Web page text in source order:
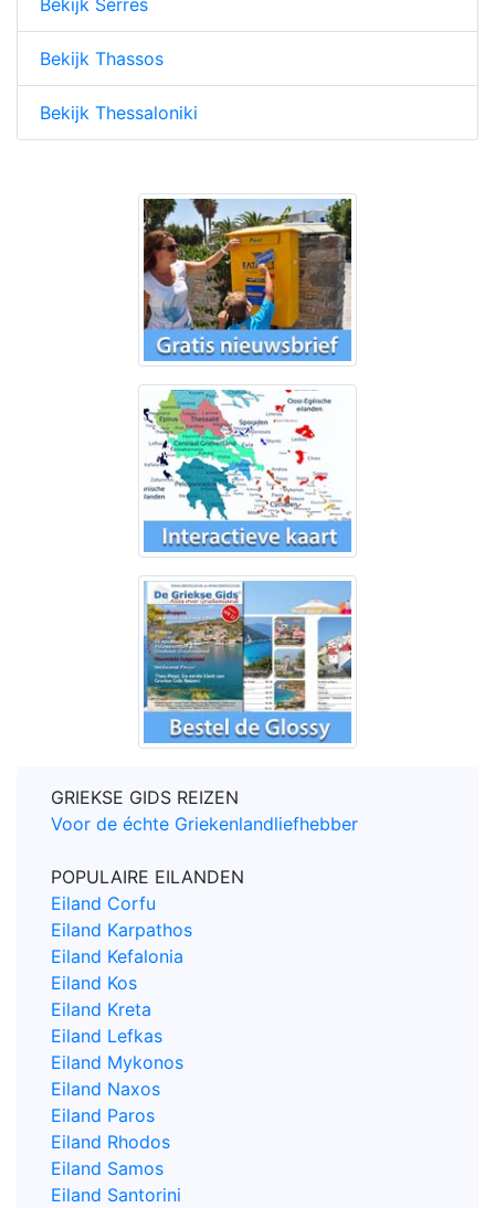
Bekijk Thassos
Bekijk Thessaloniki
GRIEKSE GIDS REIZEN
Voor de échte Griekenlandliefhebber
POPULAIRE EILANDEN
Eiland Corfu
Eiland Karpathos
Eiland Kefalonia
Eiland Kos
Eiland Kreta
Eiland Lefkas
Eiland Mykonos
Eiland Naxos
Eiland Paros
Eiland Rhodos
Eiland Samos
Eiland Santorini